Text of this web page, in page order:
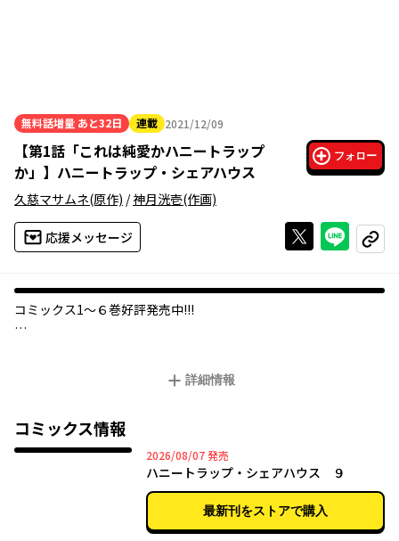
無料話増量 あと32日 連載 2021/12/09
2021年12月09日
【第1話「これは純愛かハニートラップ
か」 】 ハニートラップ・シェアハウス
フォロー
久慈マサムネ(原作) /神月洸壱(作画)
応援メッセージ Xで投稿する
ライン
コピー
コミックス1～６巻好評発売中!!!
スリルとエロスが飛び交うスパイアクション×ハーレムラブコ
詳細情報
コミックス情報
2026/08/072026年08月07日
発売
ハニートラップ・シェアハウス ９
最新刊をストアで購入